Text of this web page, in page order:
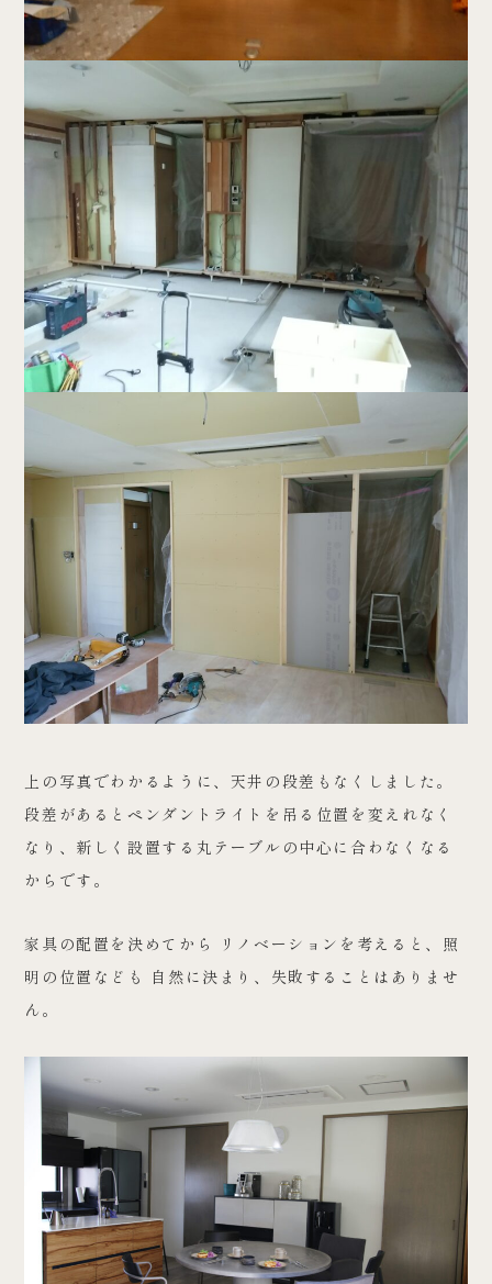
上の写真でわかるように、天井の段差もなくしました。
段差があるとペンダントライトを吊る位置を変えれなく
なり、新しく設置する丸テーブルの中心に合わなくなる
からです。
家具の配置を決めてから リノベーションを考えると、照
明の位置なども 自然に決まり、失敗することはありませ
ん。